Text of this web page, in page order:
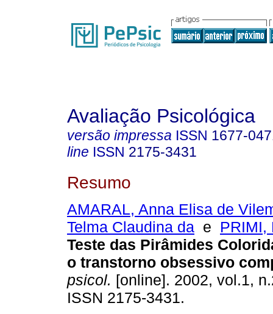
Avaliação Psicológica
versão impressa ISSN 1677-
line ISSN 2175-3431
Resumo
AMARAL, Anna Elisa de
Telma Claudina da e PRIMI,
Teste das Pirâmides
o transtorno obsessivo
psicol. [online]. 2002, vol.1,
ISSN 2175-3431.